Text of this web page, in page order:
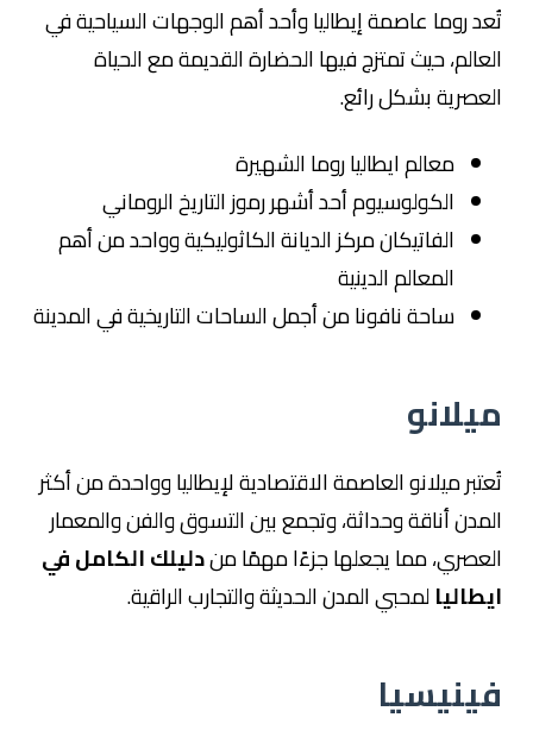
تُعد روما عاصمة إيطاليا وأحد أهم الوجهات السياحية في
العالم، حيث تمتزج فيها الحضارة القديمة مع الحياة
العصرية بشكل رائع.
معالم ايطاليا روما الشهيرة
الكولوسيوم أحد أشهر رموز التاريخ الروماني
الفاتيكان مركز الديانة الكاثوليكية وواحد من أهم
المعالم الدينية
ساحة نافونا من أجمل الساحات التاريخية في المدينة
ميلانو
تُعتبر ميلانو العاصمة الاقتصادية لإيطاليا وواحدة من أكثر
المدن أناقة وحداثة، وتجمع بين التسوق والفن والمعمار
العصري، مما يجعلها جزءًا مهمًا مندليلك الكامل في
ايطاليالمحبي المدن الحديثة والتجارب الراقية.
فينيسيا